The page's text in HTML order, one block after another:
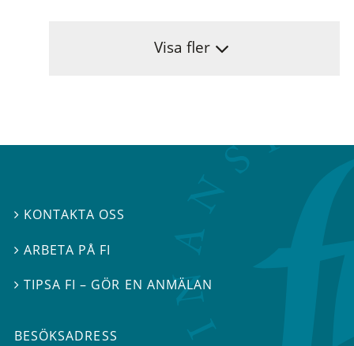
Visa fler
 KONTAKTA OSS
 ARBETA PÅ FI
TIPSA FI – GÖR EN ANMÄLAN
BESÖKSADRESS